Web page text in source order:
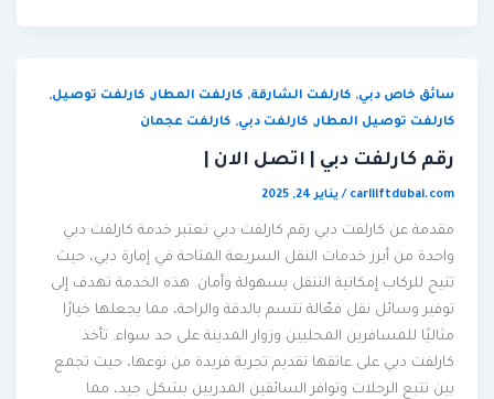
سائق خاص دبي,كارلفت الشارقة,كارلفت المطار,كارلفت توصيل,
كارلفت توصيل المطار,كارلفت دبي,كارلفت عجمان
رقم كارلفت دبي | اتصل الان |
carliiftdubai.com
/يناير 24, 2025
مقدمة عن كارلفت دبي رقم كارلفت دبي تعتبر خدمة كارلفت دبي
واحدة من أبرز خدمات النقل السريعة المتاحة في إمارة دبي، حيث
تتيح للركاب إمكانية التنقل بسهولة وأمان. هذه الخدمة تهدف إلى
توفير وسائل نقل فعّالة تتسم بالدقة والراحة، مما يجعلها خيارًا
مثاليًا للمسافرين المحليين وزوار المدينة على حد سواء. تأخذ
كارلفت دبي على عاتقها تقديم تجربة فريدة من نوعها، حيث تجمع
بين تتبع الرحلات وتوافر السائقين المدربين بشكل جيد، مما